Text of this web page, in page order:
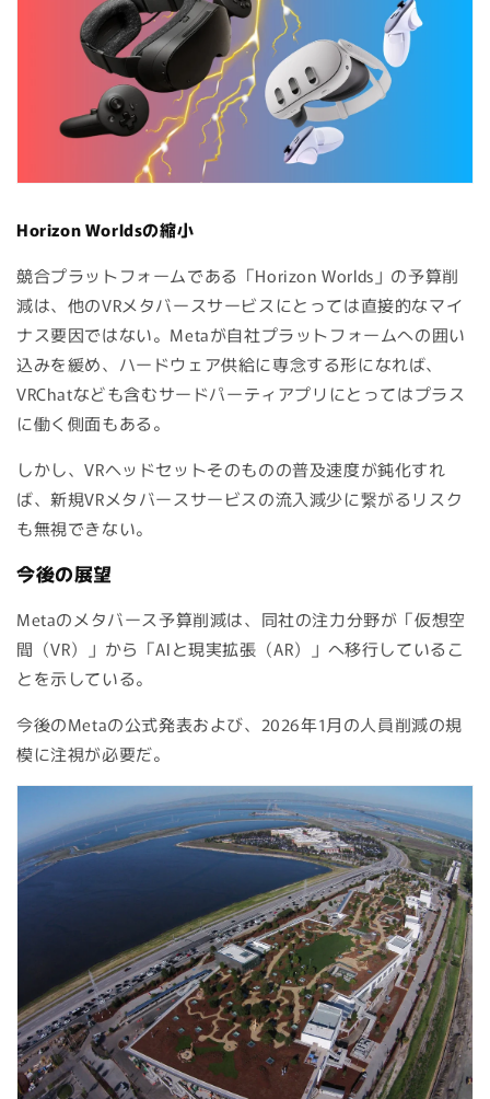
Horizon Worldsの縮小
競合プラットフォームである「Horizon Worlds」の予算削
減は、他のVRメタバースサービスにとっては直接的なマイ
ナス要因ではない。Metaが自社プラットフォームへの囲い
込みを緩め、ハードウェア供給に専念する形になれば、
VRChatなども含むサードパーティアプリにとってはプラス
に働く側面もある。
しかし、VRヘッドセットそのものの普及速度が鈍化すれ
ば、新規VRメタバースサービスの流入減少に繋がるリスク
も無視できない。
今後の展望
Metaのメタバース予算削減は、同社の注力分野が「仮想空
間（VR）」から「AIと現実拡張（AR）」へ移行しているこ
とを示している。
今後のMetaの公式発表および、2026年1月の人員削減の規
模に注視が必要だ。